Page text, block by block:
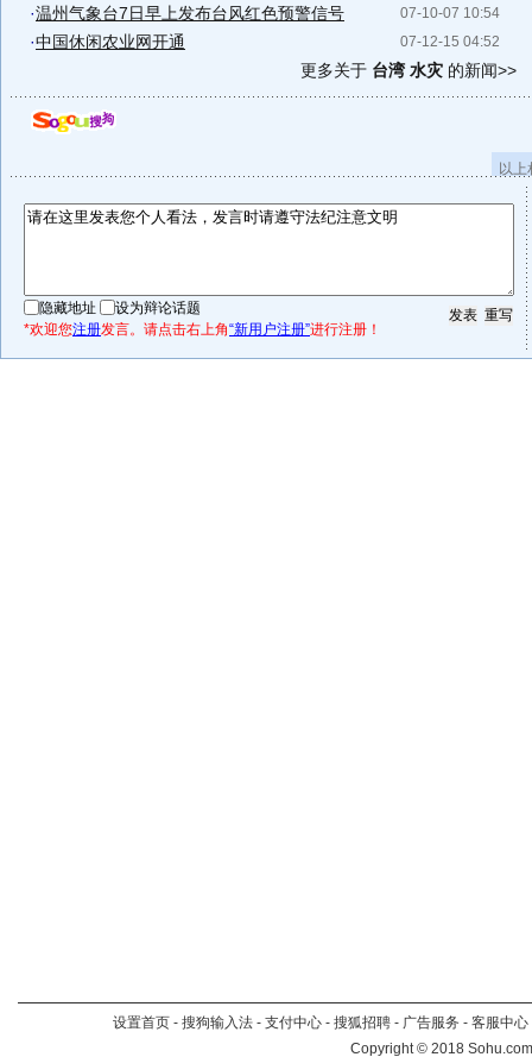
07-10-07 10:54
·温州气象台7日早上发布台风红色预警信号
07-12-15 04:52
·中国休闲农业网开通
更多关于 台湾 水灾 的新闻>>
以
隐藏地址
设为辩论话题
*欢迎您注册发言。请点击右上角“新用户注册”进行注册！
设置首页 - 搜狗输入法 - 支付中心 - 搜狐招聘 - 广告服务 - 客服中心
Copyright©2018